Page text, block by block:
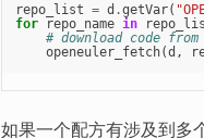
repo_list = d .getVar(
for
repo_name in
# download code from
openeuler_fetch(d ,
如果一个配方有涉及到多